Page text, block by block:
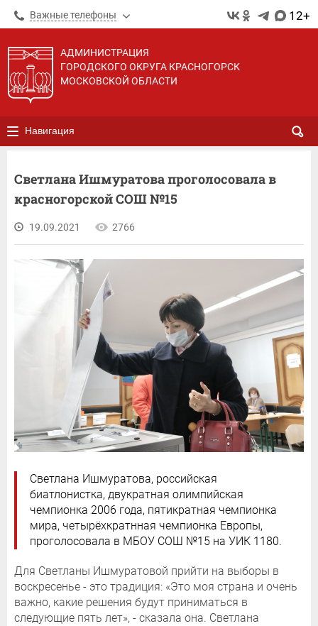
Важные телефоны 12+
АДМИНИСТРАЦИЯ
ГОРОДСКОГО ОКРУГА КРАСНОГОРСК
МОСКОВСКОЙ ОБЛАСТИ
Навигация
Светлана Ишмуратова проголосовала в
красногорской СОШ №15
19.09.2021 2766
Светлана Ишмуратова, российская
биатлонистка, двукратная олимпийская
чемпионка 2006 года, пятикратная чемпионка
мира, четырёхкратнная чемпионка Европы,
проголосовала в МБОУ СОШ №15 на УИК 1180.
Для Светланы Ишмуратовой прийти на выборы в
воскресенье - это традиция: «Это моя страна и очень
важно, какие решения будут приниматься в
следующие пять лет», - сказала она. Светлана